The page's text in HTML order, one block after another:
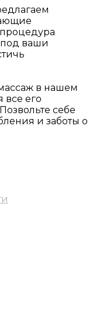
ваши
в нашем
все его
себе
и заботы о